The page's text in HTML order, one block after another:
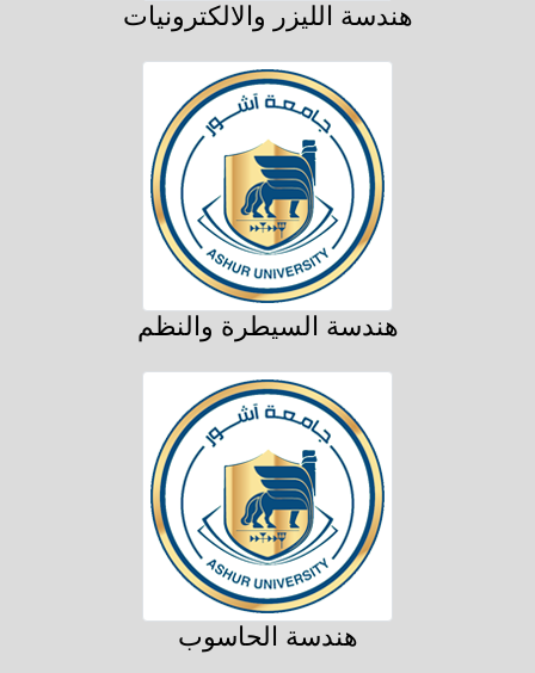
هندسة الليزر والالكترونيات
هندسة السيطرة والنظم
هندسة الحاسوب